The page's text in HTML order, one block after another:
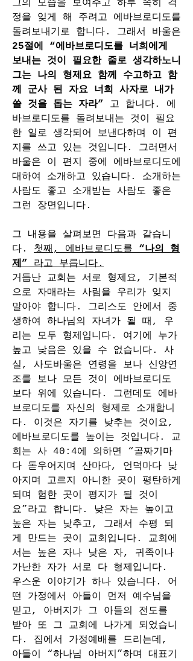
그의 모습을 보여주고 하루 속히 걱
정을 잊게 해 주려고 에바브로디도를
25절에 “에바브로디도를 너희에게
보내는 것이 필요한 줄로 생각하노니
그는 나의 형제요 함께 수고하고 함
께 군사 된 자요 너희 사자로 내가
쓸 것을 돕는 자라” 고 합니다. 에
바브로디도를 돌려보내는 것이 필요
한 일로 생각되어 보낸다하며 이 편
지를 쓰고 있는 것입니다. 그러면서
바울은 이 편지 중에 에바브로디도에
대하여 소개하고 있습니다. 소개하는
사람도 좋고 소개받는 사람도 좋은
그런 장면입니다.
그 내용을 살펴보면 다음과 같습니
다. 첫째, 에바브로디도를 “나의 형
제”
라고 부릅니다.
거듭난 교회는 서로 형제요, 기본적
으로 자매라는 사림을 우리가 잊지
말아야 합니다. 그리스도 안에서 중
생하여 하나님의 자녀가 될 때, 우
리는 모두 형제입니다. 여기에 누가
높고 낮음은 있을 수 없습니다. 사
실, 사도바울은 연령을 보나 신앙연
조를 보나 모든 것이 에바브로디도
보다 위에 있습니다. 그런데도 에바
브로디도를 자신의 형제로 소개합니
다. 이것은 자기를 낮추는 것이요,
에바브로디도를 높이는 것입니다. 교
회는 사 40:4에 의하면 “골짜기마
다 돋우어지며 산마다, 언덕마다 낮
아지며 고르지 아니한 곳이 평탄하게
되며 험한 곳이 평지가 될 것이
요”라고 합니다. 낮은 자는 높이고
높은 자는 낮추고, 그래서 수평 되
게 만드는 곳이 교회입니다. 교회에
서는 높은 자나 낮은 자, 귀족이나
가난한 자가 서로 다 형제입니다.
우스운 이야기가 하나 있습니다. 어
떤 가정에서 아들이 먼저 예수님을
믿고, 아버지가 그 아들의 전도를
받아 또 그 교회에 나가게 되었습니
다. 집에서 가정예배를 드리는데,
아들이 “하나님 아버지”하며 대표기